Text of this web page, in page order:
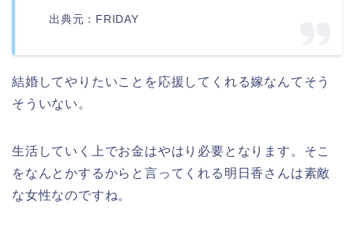
出典元：FRIDAY
結婚してやりたいことを応援してくれる嫁なんてそう
そういない。
生活していく上でお金はやはり必要となります。そこ
をなんとかするからと言ってくれる明日香さんは素敵
な女性なのですね。